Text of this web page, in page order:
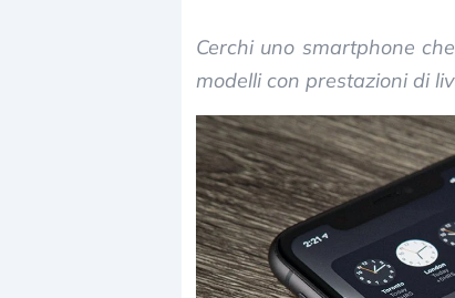
Cerchi uno smartphone
modelli con prestazioni di